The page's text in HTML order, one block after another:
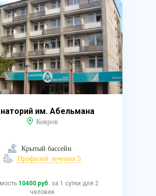
им. Абельмана
Ковров
Крытый бассейн
Профилей лечения 5
10400 руб. за 1 сутки для 2
человек